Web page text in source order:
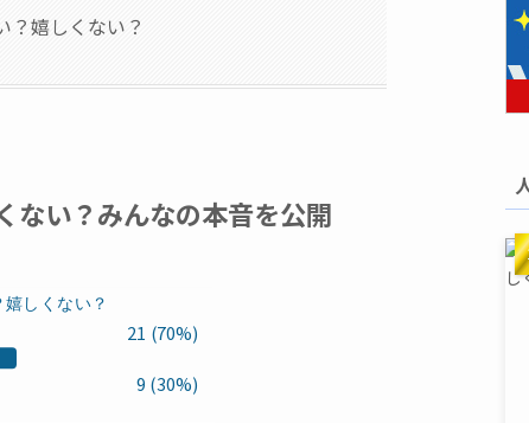
？嬉しくない？
ない？みんなの本音を公開
しくない？
21 (70%)
9 (30%)